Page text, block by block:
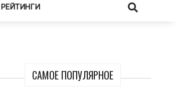
САМОЕ ПОПУЛЯРНОЕ